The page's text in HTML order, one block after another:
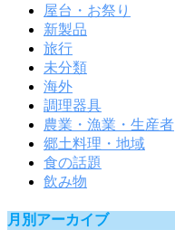
屋台・お祭り
新製品
旅行
未分類
海外
調理器具
農業・漁業・生産者
郷土料理・地域
食の話題
飲み物
月別アーカイブ